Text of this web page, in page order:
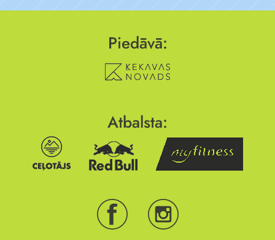
Piedāvā:
Atbalsta: